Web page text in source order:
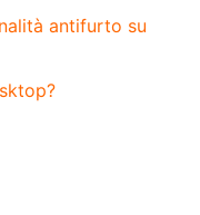
antifurto su